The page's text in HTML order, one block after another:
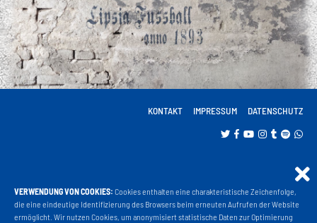
KONTAKT IMPRESSUM DATENSCHUTZ
Projekt Liga 3
VERWENDUNG VON COOKIES: Cookies enthalten eine charakteristische Zeichenfolge,
die eine eindeutige Identifizierung des Browsers beim erneuten Aufrufen der Website
ermöglicht. Wir nutzen Cookies, um anonymisiert statistische Daten zur Optimierung